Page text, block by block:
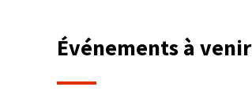
Événements à venir